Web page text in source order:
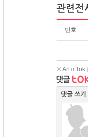
관련전
번호
※ Art n Tok
댓글 쓰기